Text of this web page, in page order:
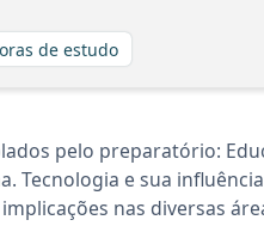
de estudo
pelo preparatório:
Tecnologia e sua
nas diversas